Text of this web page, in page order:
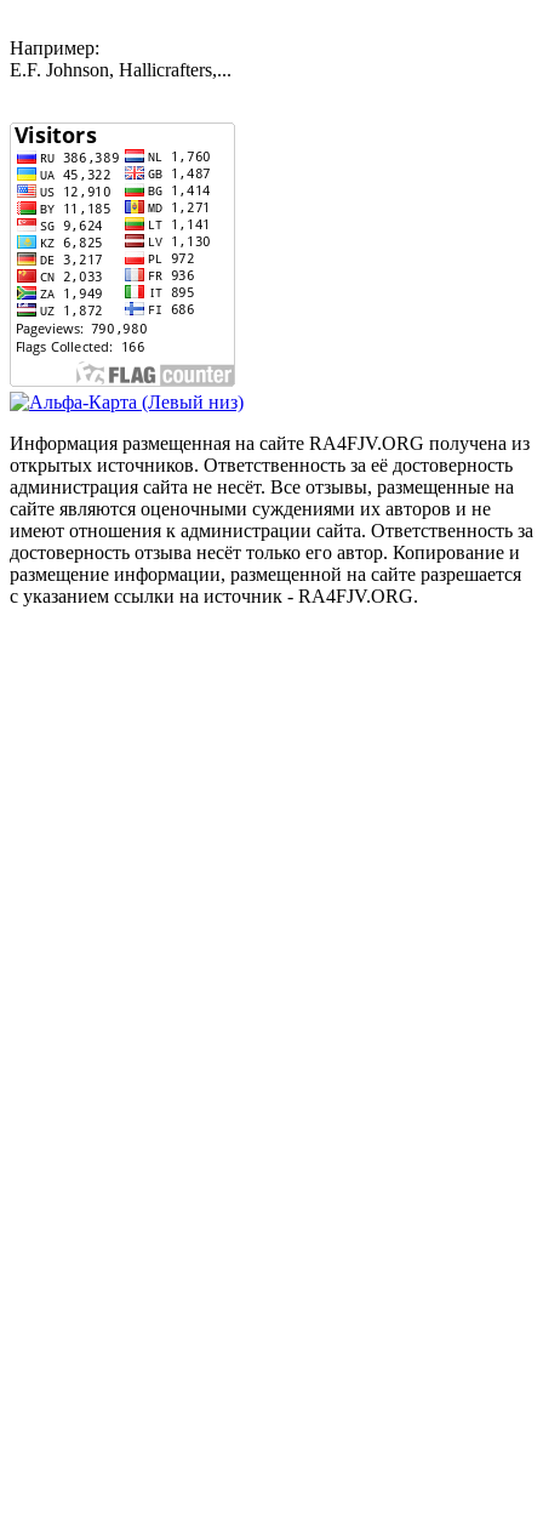
Например:
E.F. Johnson, Hallicrafters,...
Информация размещенная на сайте RA4FJV.ORG получена из
открытых источников. Ответственность за её достоверность
администрация сайта не несёт. Все отзывы, размещенные на
сайте являются оценочными суждениями их авторов и не
имеют отношения к администрации сайта. Ответственность за
достоверность отзыва несёт только его автор. Копирование и
размещение информации, размещенной на сайте разрешается
с указанием ссылки на источник - RA4FJV.ORG.